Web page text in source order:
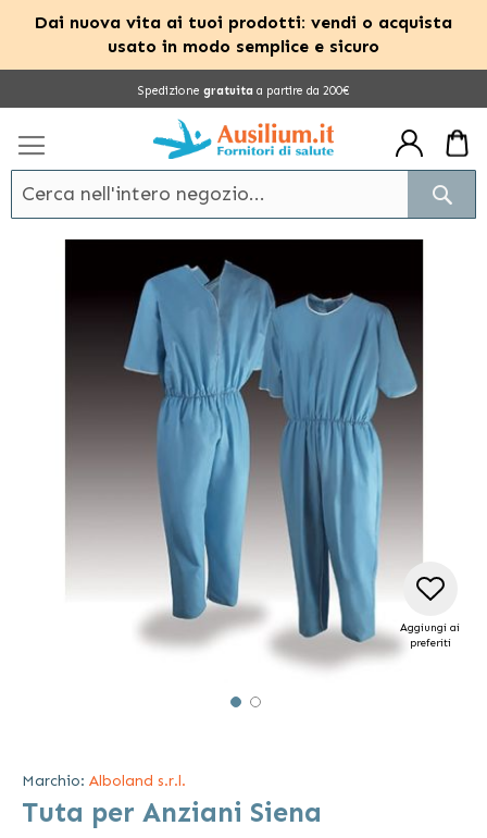
Dai nuova vita ai tuoi prodotti: vendi o acquista
usato in modo semplice e sicuro
Spedizione gratuita a partire da 200€
galleria
di
Aggiungi ai
preferiti
Marchio: Alboland s.r.l.
Tuta per Anziani Siena